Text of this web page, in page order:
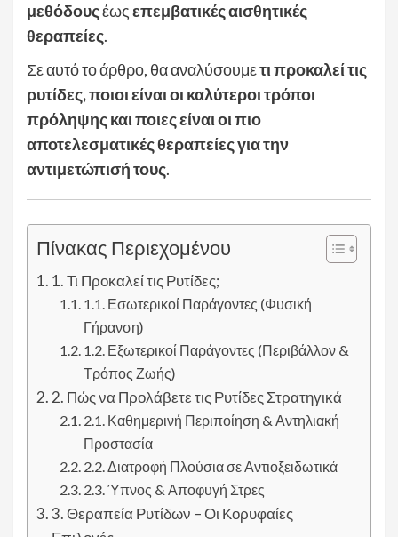
μεθόδουςέωςεπεμβατικές αισθητικές
θεραπείες.
Σε αυτό το άρθρο, θα αναλύσουμετι προκαλεί τις
ρυτίδες, ποιοι είναι οι καλύτεροι τρόποι
πρόληψης και ποιες είναι οι πιο
αποτελεσματικές θεραπείες για την
αντιμετώπισή τους.
Πίνακας Περιεχομένου
1. Τι Προκαλεί τις Ρυτίδες;
1.1. Εσωτερικοί Παράγοντες (Φυσική
Γήρανση)
1.2. Εξωτερικοί Παράγοντες (Περιβάλλον &
Τρόπος Ζωής)
2. Πώς να Προλάβετε τις Ρυτίδες Στρατηγικά
2.1. Καθημερινή Περιποίηση & Αντηλιακή
Προστασία
2.2. Διατροφή Πλούσια σε Αντιοξειδωτικά
2.3. Ύπνος & Αποφυγή Στρες
3. Θεραπεία Ρυτίδων – Οι Κορυφαίες